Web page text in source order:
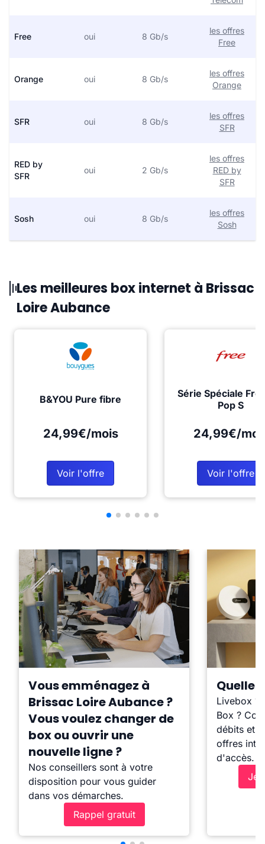
Free oui 8 Gb/s
les offres
Free
Orange oui 8 Gb/s
les offres
Orange
SFR oui 8 Gb/s
les offres
SFR
RED by
SFR
oui 2 Gb/s
les offres
RED by
SFR
Sosh oui 8 Gb/s
les offres
Sosh
Les meilleures box internet à Brissac
Loire Aubance
B&YOU Pure fibre
24,99€/mois
Voir l'offre
Série Spéciale
Pop S
24,99€/
Voir l'offre
Vous emménagez à
Brissac Loire Aubance ?
Vous voulez changer de
box ou ouvrir une
nouvelle ligne ?
Nos conseillers sont à votre
disposition pour vous guider
dans vos démarches.
Rappel gratuit
Quelle
Livebox ?
Box ?
débits et
offres
d'accès.
Je